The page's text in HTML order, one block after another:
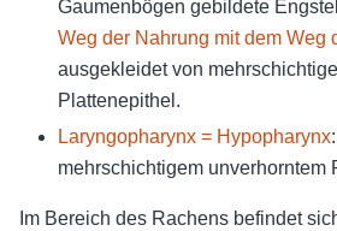
Gaumenbögen gebildete
Weg der Nahrung mit dem Weg
ausgekleidet von
Plattenepithel.
Laryngopharynx = Hypopharynx
mehrschichtigem unverhorntem
Im Bereich des Rachens befindet